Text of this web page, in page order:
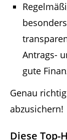
Antrags-
gute
Genau
abzusichern!
Diese